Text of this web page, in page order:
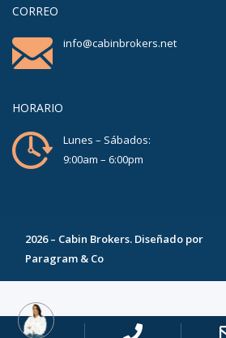
CORREO
info@cabinbrokers.net
HORARIO
Lunes – Sábados:
9:00am – 6:00pm
2026– Cabin Brokers. Diseñado por
Paragram & Co